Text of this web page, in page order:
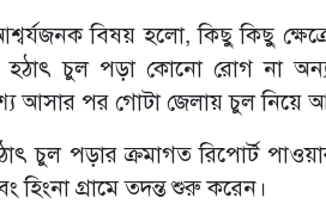
বিষয় হলো, কিছু কিছু
চুল পড়া কোনো রোগ না
আসার পর গোটা জেলায় চুল নিয়ে
চুল পড়ার ক্রমাগত রিপোর্ট পাওয়ার
গ্রামে তদন্ত শুরু করেন।